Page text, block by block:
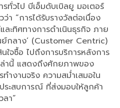
วไป บีเอ็มดับเบิลยู มอเตอร์
า “การได้รับรางวัลต่อเนื่อง
ะทิศทางการดำเนินธุรกิจ ภาย
ย์กลาง’ (Customer Centric)
จซื้อ ไปถึงการบริการหลังการ
านี้ แสดงถึงศักยภาพของ
ำงานจริง ความสม่ำเสมอใน
ะสบการณ์ ที่ส่งมอบให้ลูกค้า
า”